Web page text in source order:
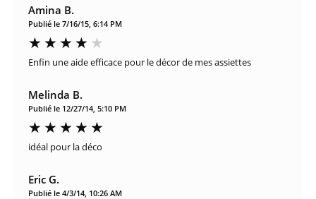
Amina B.
Publié le 7/16/15, 6:14 PM
Enfin une aide efficace pour le décor de mes assiettes
Melinda B.
Publié le 12/27/14, 5:10 PM
idéal pour la déco
Eric G.
Publié le 4/3/14, 10:26 AM